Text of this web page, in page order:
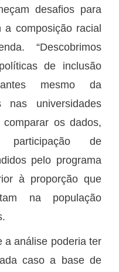
desafios para
a composição racial
“Descobrimos
de inclusão
mesmo da
nas universidades
os dados,
de
pelo programa
à proporção que
na população
a análise poderia ter
caso a base de